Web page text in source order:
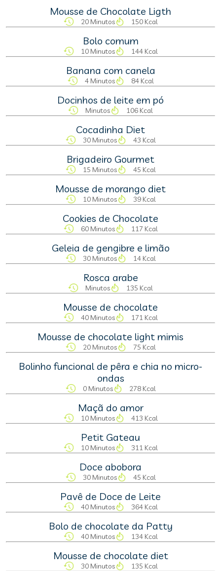
Mousse de Chocolate Ligth
20 Minutos 150 Kcal
Bolo comum
10 Minutos 144 Kcal
Banana com canela
4 Minutos 84 Kcal
Docinhos de leite em pó
Minutos 106 Kcal
Cocadinha Diet
30 Minutos 43 Kcal
Brigadeiro Gourmet
15 Minutos 45 Kcal
Mousse de morango diet
10 Minutos 39 Kcal
Cookies de Chocolate
60 Minutos 117 Kcal
Geleia de gengibre e limão
30 Minutos 14 Kcal
Rosca arabe
Minutos 135 Kcal
Mousse de chocolate
40 Minutos 171 Kcal
Mousse de chocolate light mimis
20 Minutos 75 Kcal
Bolinho funcional de pêra e chia no micro-
ondas
0 Minutos 278 Kcal
Maçã do amor
10 Minutos 413 Kcal
Petit Gateau
10 Minutos 311 Kcal
Doce abobora
30 Minutos 45 Kcal
Pavê de Doce de Leite
40 Minutos 364 Kcal
Bolo de chocolate da Patty
40 Minutos 134 Kcal
Mousse de chocolate diet
30 Minutos 135 Kcal